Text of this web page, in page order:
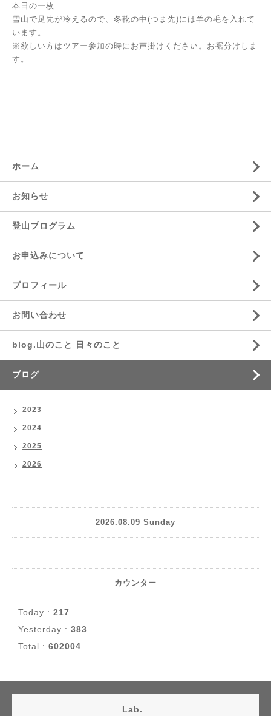
本日の一枚
雪山で足先が冷えるので、冬靴の中(つま先)には羊の毛を入れて
います。
※欲しい方はツアー参加の時にお声掛けください。お裾分けしま
す。
ホーム
お知らせ
登山プログラム
お申込みについて
プロフィール
お問い合わせ
blog.山のこと 日々のこと
ブログ
2023
2024
2025
2026
2026.08.09 Sunday
カウンター
Today : 217
Yesterday : 383
Total : 602004
Lab.